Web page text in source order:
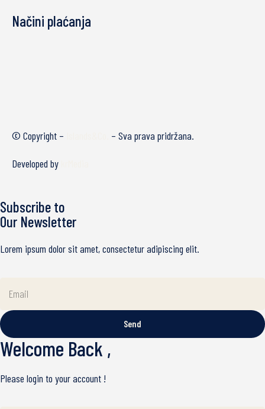
Načini plaćanja
© Copyright – – Sva prava pridržana.
Developed by
Subscribe to
Our Newsletter
Lorem ipsum dolor sit amet, consectetur adipiscing elit.
Send
Welcome Back ,
Please login to your account !